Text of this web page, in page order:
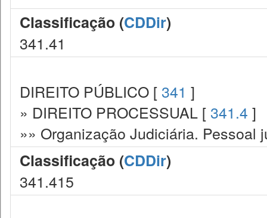
Classificação (CDDir)
341.41
DIREITO PÚBLICO [ 341 ]
» DIREITO PROCESSUAL [ 341.4 ]
»» Organização Judiciária. Pessoal
Classificação (CDDir)
341.415